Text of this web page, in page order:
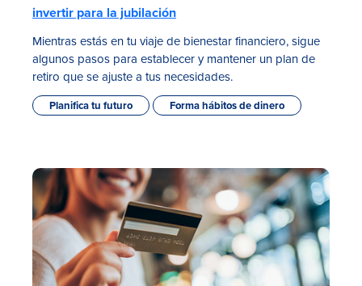
invertir para la jubilación
Mientras estás en tu viaje de bienestar financiero, sigue
algunos pasos para establecer y mantener un plan de
retiro que se ajuste a tus necesidades.
Planifica tu futuro Forma hábitos de dinero